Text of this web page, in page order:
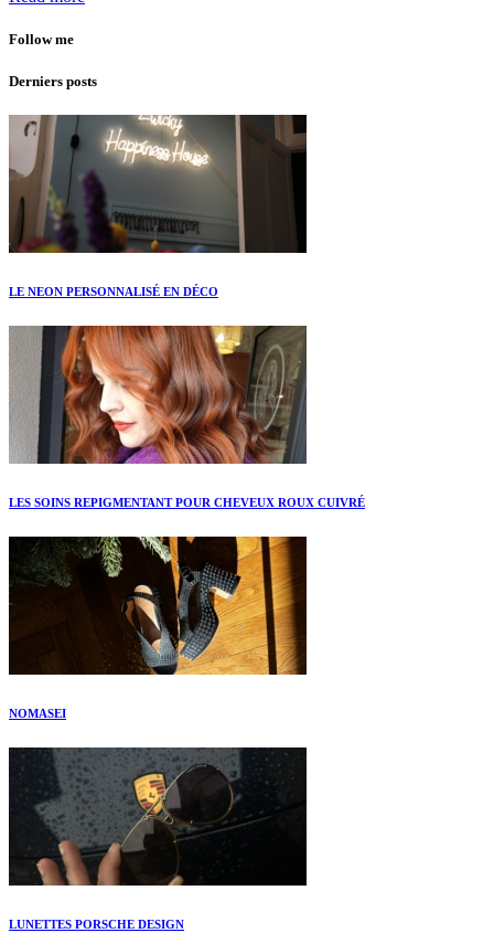
Follow me
Derniers posts
LE NEON PERSONNALISÉ EN DÉCO
LES SOINS REPIGMENTANT POUR CHEVEUX ROUX CUIVRÉ
NOMASEI
LUNETTES PORSCHE DESIGN